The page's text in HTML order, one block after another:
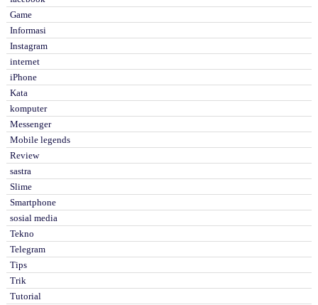
Game
Informasi
Instagram
internet
iPhone
Kata
komputer
Messenger
Mobile legends
Review
sastra
Slime
Smartphone
sosial media
Tekno
Telegram
Tips
Trik
Tutorial